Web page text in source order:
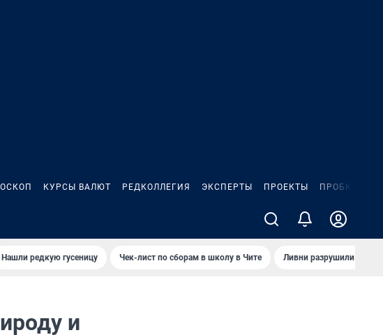
КУРСЫ ВАЛЮТ РЕДКОЛЛЕГИЯ ЭКСПЕРТЫ ПРОЕКТЫ ПРОБКИ
Нашли редкую гусеницу Чек-лист по сборам в школу в Чите Ливни разрушили
и